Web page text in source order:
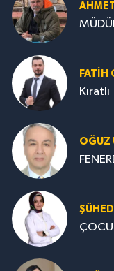
FATIH
Kıratlı
OĞUZ